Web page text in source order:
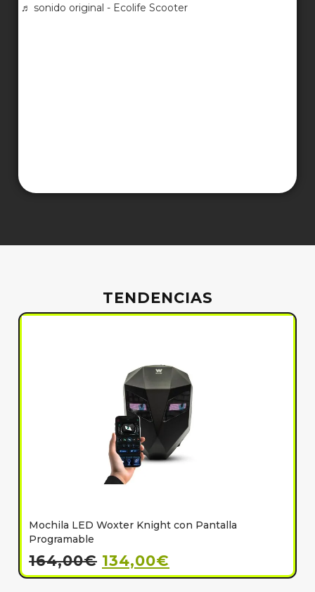
♬ sonido original - Ecolife Scooter
TENDENCIAS
Mochila LED Woxter Knight con Pantalla
Programable
164,00€ 134,00€